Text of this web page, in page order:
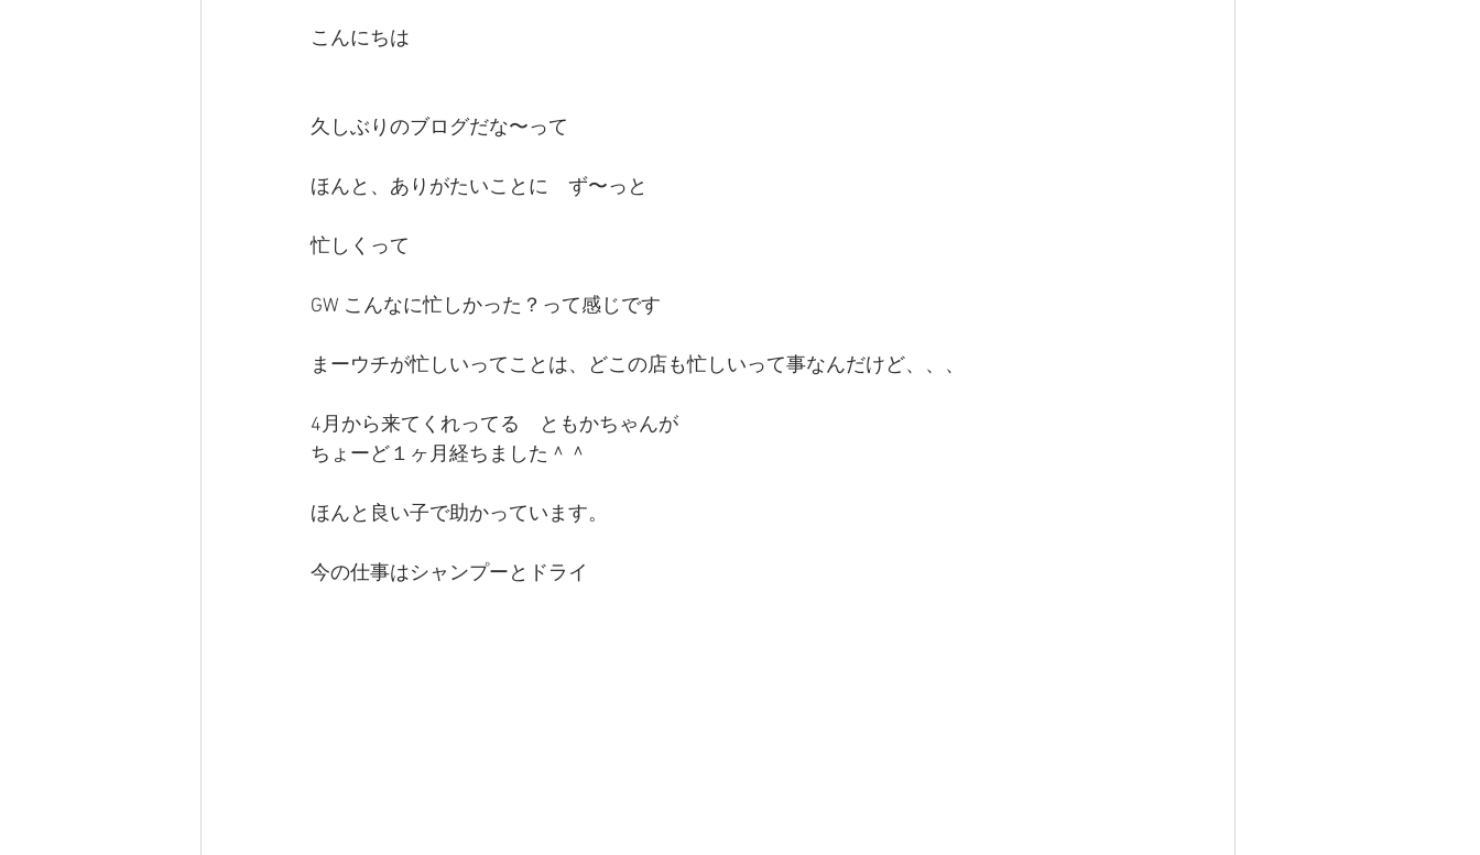
こんにちは
久しぶりのブログだな〜って
ほんと、ありがたいことに　ず〜っと
忙しくって
GW こんなに忙しかった？って感じです
まーウチが忙しいってことは、どこの店も忙しいって事なんだけど、、、
4月から来てくれってる　ともかちゃんが
ちょーど１ヶ月経ちました＾＾
ほんと良い子で助かっています。
今の仕事はシャンプーとドライ